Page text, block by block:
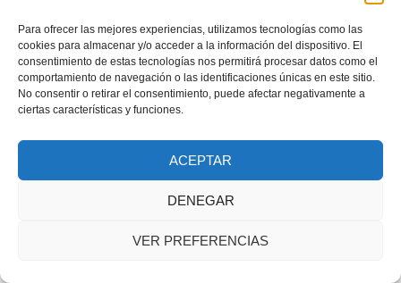
Para ofrecer las mejores experiencias, utilizamos tecnologías como las
cookies para almacenar y/o acceder a la información del dispositivo. El
consentimiento de estas tecnologías nos permitirá procesar datos como el
comportamiento de navegación o las identificaciones únicas en este sitio.
No consentir o retirar el consentimiento, puede afectar negativamente a
ciertas características y funciones.
ACEPTAR
DENEGAR
VER PREFERENCIAS
Documento seguridad GSPR
2024 © Todos los derechos reservados. Diseñado por Asa
Publicidad y Fotografía